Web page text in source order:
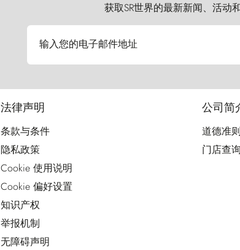
获取SR世界的最新新闻、活动
输入您的电子邮件地址
法律声明
条款与条件
隐私政策
Cookie 使用说明
Cookie 偏好设置
知识产权
举报机制
无障碍声明
公司简
道德准则
门店查询